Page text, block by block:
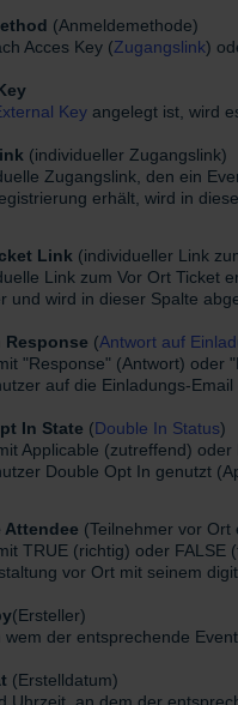
(Anmeldemethode)
Acces Key (Zugangslink)
ey
Key angelegt ist, wird
(individueller Zugangslink)
Zugangslink, den ein
erhält, wird in
Link (individueller Link
Link zum Vor Ort Ticket
und wird in dieser Spalte
Response (Antwort auf
"Response" (Antwort) oder
auf die Einladungs-
In State (Double In Status)
Applicable (zutreffend)
Double Opt In genutzt
Attendee (Teilnehmer vor Ort
TRUE (richtig) oder
vor Ort mit seinem
(Ersteller)
wem der entsprechende
(Erstelldatum)